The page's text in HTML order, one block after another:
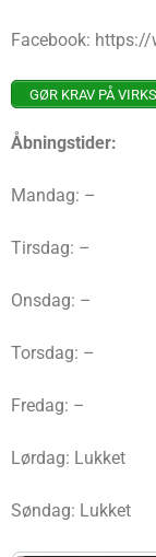
Facebook:
GØR KRAV PÅ
Åbningstider:
Mandag: –
Tirsdag: –
Onsdag: –
Torsdag: –
Fredag: –
Lørdag: Lukket
Søndag: Lukket